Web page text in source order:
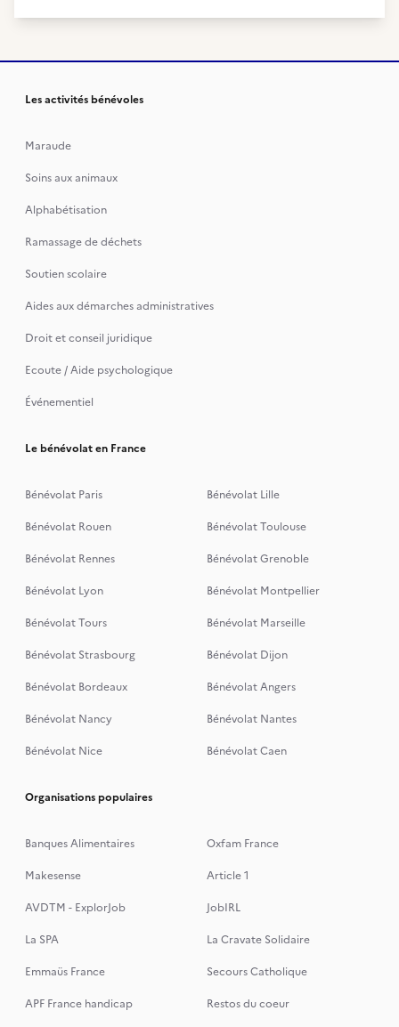
Les activités bénévoles
Maraude
Soins aux animaux
Alphabétisation
Ramassage de déchets
Soutien scolaire
Aides aux démarches administratives
Droit et conseil juridique
Ecoute / Aide psychologique
Événementiel
Le bénévolat en France
Bénévolat Paris
Bénévolat Lille
Bénévolat Rouen
Bénévolat Toulouse
Bénévolat Rennes
Bénévolat Grenoble
Bénévolat Lyon
Bénévolat Montpellier
Bénévolat Tours
Bénévolat Marseille
Bénévolat Strasbourg
Bénévolat Dijon
Bénévolat Bordeaux
Bénévolat Angers
Bénévolat Nancy
Bénévolat Nantes
Bénévolat Nice
Bénévolat Caen
Organisations populaires
Banques Alimentaires
Oxfam France
Makesense
Article 1
AVDTM - ExplorJob
JobIRL
La SPA
La Cravate Solidaire
Emmaüs France
Secours Catholique
APF France handicap
Restos du coeur